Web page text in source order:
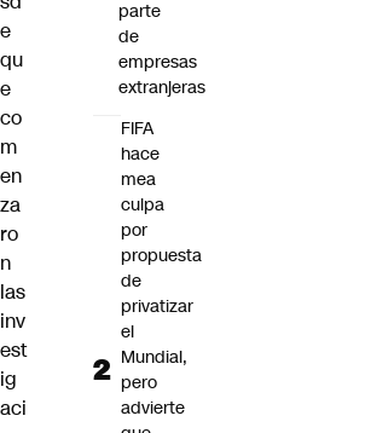
e
qu
e
co
m
en
za
ro
n
las
inv
est
ig
aci
parte
de
empresas
extranjeras
FIFA
hace
mea
culpa
por
propuesta
de
privatizar
el
Mundial,
pero
advierte